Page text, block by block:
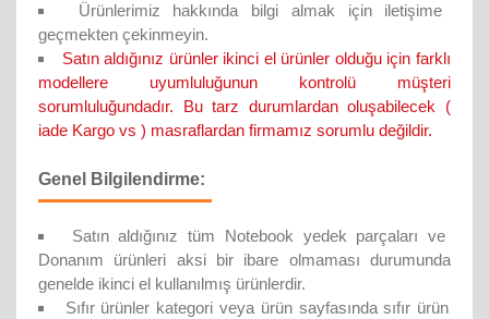
Ürünlerimiz hakkında bilgi almak için iletişime
geçmekten çekinmeyin.
Satın aldığınız ürünler ikinci el ürünler olduğu için farklı
modellere uyumluluğunun kontrolü müşteri
sorumluluğundadır. Bu tarz durumlardan oluşabilecek (
iade Kargo vs ) masraflardan firmamız sorumlu değildir.
Genel Bilgilendirme:
Satın aldığınız tüm Notebook yedek parçaları ve
Donanım ürünleri aksi bir ibare olmaması durumunda
genelde ikinci el kullanılmış ürünlerdir.
Sıfır ürünler kategori veya ürün sayfasında sıfır ürün